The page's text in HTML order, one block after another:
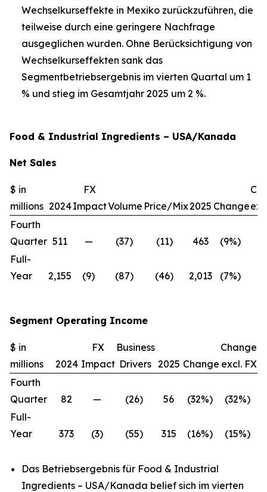
Wechselkurseffekte in Mexiko zurückzuführen, die
teilweise durch eine geringere Nachfrage
ausgeglichen wurden. Ohne Berücksichtigung von
Wechselkurseffekten sank das
Segmentbetriebsergebnis im vierten Quartal um 1
% und stieg im Gesamtjahr 2025 um 2 %.
Food & Industrial Ingredients – USA/Kanada
Net Sales
$ in
millions 2024
FX
ImpactVolume Price/Mix2025 Change
Fourth
Quarter 511 — (37) (11) 463 (9%)
Full-
Year
2,155 (9) (87) (46) 2,013 (7%)
Segment Operating Income
$ in
millions
2024
FX
Impact
Business
Drivers 2025 Change
Change
excl. FX
Fourth
Quarter
82 — (26) 56 (32%)
(32%)
Full-
Year
373 (3) (55) 315 (16%) (15%)
Das Betriebsergebnis für Food & Industrial
Ingredients – USA/Kanada belief sich im vierten